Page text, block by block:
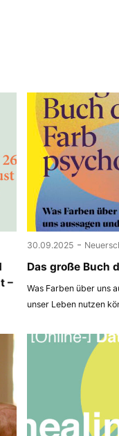
–
30.09.2025 -
Das große Buch
Was Farben über uns
unser Leben nutzen